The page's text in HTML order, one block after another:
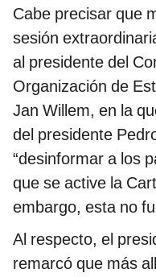
Cabe precisar que
sesión
al presidente del
Organización de
Jan Willem, en la
del presidente
“desinformar a los
que se active la
embargo, esta no
Al respecto, el
remarcó que más